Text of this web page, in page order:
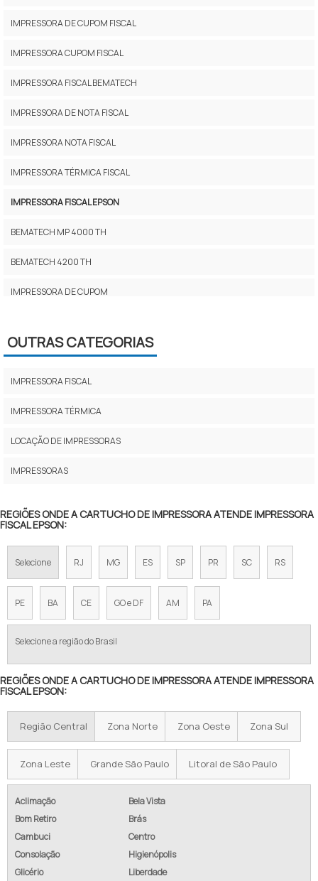
IMPRESSORA DE CUPOM FISCAL
IMPRESSORA CUPOM FISCAL
IMPRESSORA FISCAL BEMATECH
IMPRESSORA DE NOTA FISCAL
IMPRESSORA NOTA FISCAL
IMPRESSORA TÉRMICA FISCAL
IMPRESSORA FISCAL EPSON
BEMATECH MP 4000 TH
BEMATECH 4200 TH
IMPRESSORA DE CUPOM
IMPRESSORA FISCAL PREÇO
IMPRESSORA PARA NOTA FISCAL
IMPRESSORA FISCAL E NÃO FISCAL
IMPRESSORA FISCAL DARUMA
IMPRESSORA DE NOTA FISCAL ELETRÔNICA
IMPRESSORA CUPOM FISCAL BEMATECH
IMPRESSORA FISCAL BEMATECH MP 4000
IMPRESSORA DE CUPOM FISCAL BEMATECH
MAQUINA DE IMPRIMIR CUPOM FISCAL
PREÇO IMPRESSORA FISCAL
COMPRAR IMPRESSORA FISCAL
PREÇO IMPRESSORA FISCAL BEMATECH
ONDE COMPRAR IMPRESSORA FISCAL
IMPRESSORA CUSTOM FH 190
IMPRESSORA FISCAL BEMATECH PREÇO
IMPRESSORA FISCAL ST 2500
OUTRAS CATEGORIAS
IMPRESSORA FISCAL
IMPRESSORA TÉRMICA
LOCAÇÃO DE IMPRESSORAS
IMPRESSORAS
REGIÕES ONDE A CARTUCHO DE IMPRESSORA ATENDE IMPRESSORA
FISCAL EPSON:
Selecione RJ MG ES SP PR SC RS
PE BA CE GO e DF AM PA
Selecione a região do Brasil
REGIÕES ONDE A CARTUCHO DE IMPRESSORA ATENDE IMPRESSORA
FISCAL EPSON:
Região Central Zona Norte Zona Oeste Zona Sul
Zona Leste Grande São Paulo Litoral de São Paulo
Aclimação
Bela Vista
Bom Retiro
Brás
Cambuci
Centro
Consolação
Higienópolis
Glicério
Liberdade